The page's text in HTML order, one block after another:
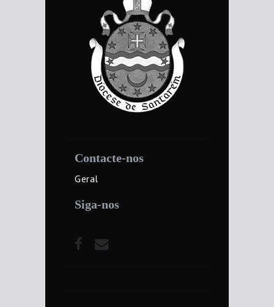
Contacte-nos
Geral
Siga-nos